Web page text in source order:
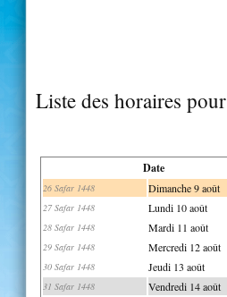
Liste des horaires
Date
26 Safar 1448 Dimanche 9 août
27 Safar 1448 Lundi 10 août
28 Safar 1448 Mardi 11 août
29 Safar 1448 Mercredi 12 août
30 Safar 1448 Jeudi 13 août
31 Safar 1448 Vendredi 14 août